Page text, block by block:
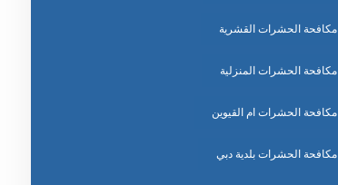
مكافحة الحشرات القشرية
مكافحة الحشرات المنزلية
مكافحة الحشرات ام القيوين
مكافحة الحشرات بلدية دبي